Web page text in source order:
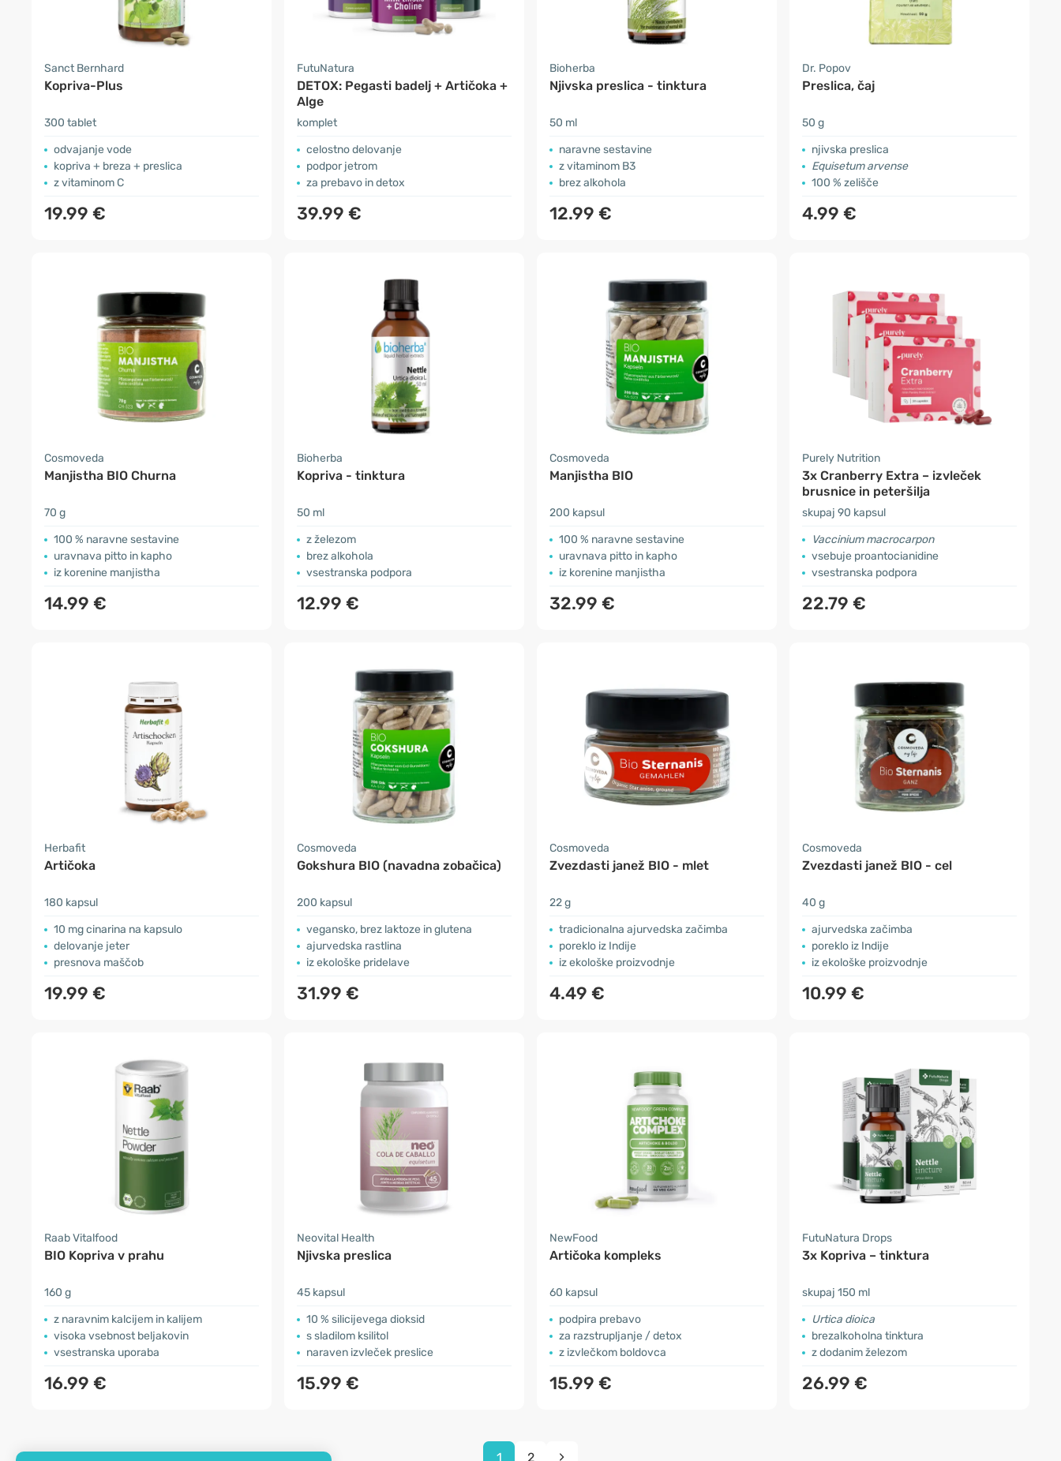
Sanct Bernhard
Kopriva-Plus
300 tablet
odvajanje vode
kopriva + breza + preslica
z vitaminom C
19.99 €
FutuNatura
DETOX: Pegasti badelj + Artičoka +
Alge
komplet
celostno delovanje
podpor jetrom
za prebavo in detox
39.99 €
Bioherba
Njivska preslica - tinktura
50 ml
naravne sestavine
z vitaminom B3
brez alkohola
12.99 €
Dr. Popov
Preslica, čaj
50 g
njivska preslica
Equisetum arvense
100 % zelišče
4.99 €
Cosmoveda
Manjistha BIO Churna
70 g
100 % naravne sestavine
uravnava pitto in kapho
iz korenine manjistha
14.99 €
Bioherba
Kopriva - tinktura
50 ml
z železom
brez alkohola
vsestranska podpora
12.99 €
Cosmoveda
Manjistha BIO
200 kapsul
100 % naravne sestavine
uravnava pitto in kapho
iz korenine manjistha
32.99 €
Purely Nutrition
3x Cranberry Extra – izvleček
brusnice in peteršilja
skupaj 90 kapsul
Vaccinium macrocarpon
vsebuje proantocianidine
vsestranska podpora
22.79 €
Herbafit
Artičoka
180 kapsul
10 mg cinarina na kapsulo
delovanje jeter
presnova maščob
19.99 €
Cosmoveda
Gokshura BIO (navadna zobačica)
200 kapsul
vegansko, brez laktoze in glutena
ajurvedska rastlina
iz ekološke pridelave
31.99 €
Cosmoveda
Zvezdasti janež BIO - mlet
22 g
tradicionalna ajurvedska začimba
poreklo iz Indije
iz ekološke proizvodnje
4.49 €
Cosmoveda
Zvezdasti janež BIO - cel
40 g
ajurvedska začimba
poreklo iz Indije
iz ekološke proizvodnje
10.99 €
Raab Vitalfood
BIO Kopriva v prahu
160 g
z naravnim kalcijem in kalijem
visoka vsebnost beljakovin
vsestranska uporaba
16.99 €
Neovital Health
Njivska preslica
45 kapsul
10 % silicijevega dioksid
s sladilom ksilitol
naraven izvleček preslice
15.99 €
NewFood
Artičoka kompleks
60 kapsul
podpira prebavo
za razstrupljanje / detox
z izvlečkom boldovca
15.99 €
FutuNatura Drops
3x Kopriva – tinktura
skupaj 150 ml
Urtica dioica
brezalkoholna tinktura
z dodanim železom
26.99 €
1 2